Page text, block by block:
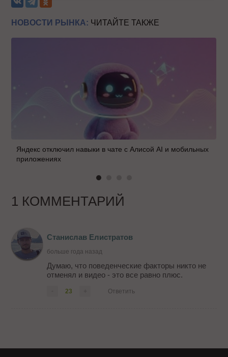
НОВОСТИ РЫНКА: ЧИТАЙТЕ ТАКЖЕ
Яндекс отключил навыки в чате с Алисой AI и мобильных
приложениях
1 КОММЕНТАРИЙ
Станислав Елистратов
больше года назад
Думаю, что поведенческие факторы никто не
отменял и видео - это все равно плюс.
23 Ответить